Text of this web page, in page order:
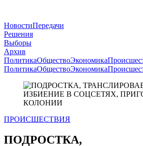
НовостиПередачи
Решения
Выборы
Архив
ПолитикаОбществоЭкономика
ПолитикаОбществоЭкономика
ПРОИСШЕСТВИЯ
ПОДРОСТКА,